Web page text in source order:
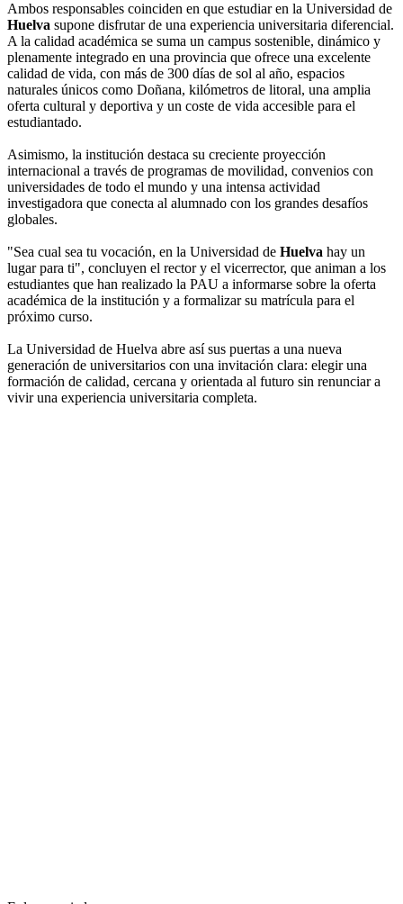
Ambos responsables coinciden en que estudiar en la Universidad de
Huelva supone disfrutar de una experiencia universitaria diferencial.
A la calidad académica se suma un campus sostenible, dinámico y
plenamente integrado en una provincia que ofrece una excelente
calidad de vida, con más de 300 días de sol al año, espacios
naturales únicos como Doñana, kilómetros de litoral, una amplia
oferta cultural y deportiva y un coste de vida accesible para el
estudiantado.
Asimismo, la institución destaca su creciente proyección
internacional a través de programas de movilidad, convenios con
universidades de todo el mundo y una intensa actividad
investigadora que conecta al alumnado con los grandes desafíos
globales.
"Sea cual sea tu vocación, en la Universidad de Huelva hay un
lugar para ti", concluyen el rector y el vicerrector, que animan a los
estudiantes que han realizado la PAU a informarse sobre la oferta
académica de la institución y a formalizar su matrícula para el
próximo curso.
La Universidad de Huelva abre así sus puertas a una nueva
generación de universitarios con una invitación clara: elegir una
formación de calidad, cercana y orientada al futuro sin renunciar a
vivir una experiencia universitaria completa.